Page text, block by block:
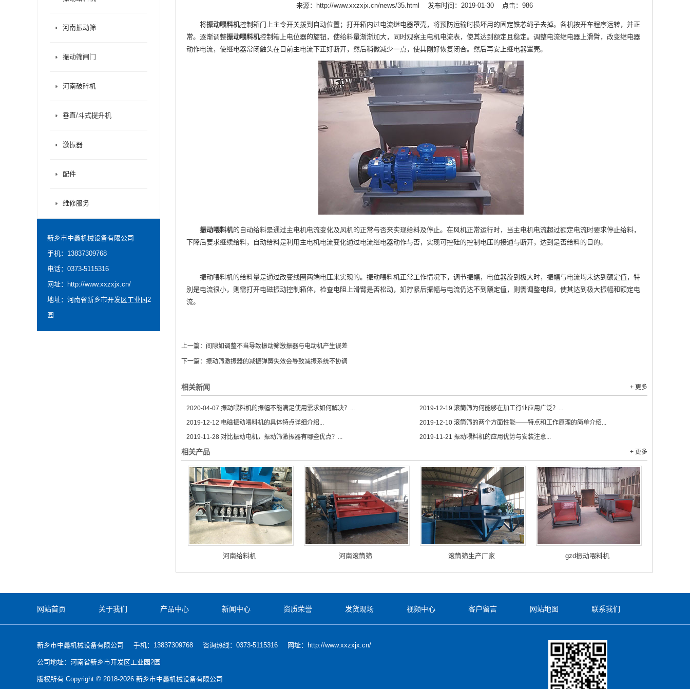
来源： http://www.xxzxjx.cn/news/35.html 发布时间：2019-01-30 点击：986
将振动喂料机控制箱门上主令开关拨到自动位置；打开箱内过电流继电器罩壳，将预防运输时损坏用的固定铁芯绳子去掉。各机按开车程序运转，并正
常。逐渐调整振动喂料机控制箱上电位器的旋钮，使给料量渐渐加大，同时观察主电机电流表，使其达到额定且稳定。调整电流继电器上滑臂，改变继电器
动作电流，使继电器常闭触头在目前主电流下正好断开，然后稍微减少一点，使其刚好恢复闭合。然后再安上继电器罩壳。
振动喂料机的自动给料是通过主电机电流变化及风机的正常与否来实现给料及停止。在风机正常运行时，当主电机电流超过额定电流时要求停止给料，
下降后要求继续给料，自动给料是利用主电机电流变化通过电流继电器动作与否，实现可控硅的控制电压的接通与断开，达到是否给料的目的。
振动喂料机的给料量是通过改变线圈两端电压来实现的。振动喂料机正常工作情况下，调节振幅，电位器旋到极大时，振幅与电流均未达到额定值，特
别是电流很小，则需打开电磁振动控制箱体，检查电阻上滑臂是否松动，如拧紧后振幅与电流仍达不到额定值，则需调整电阻，使其达到极大振幅和额定电
流。
上一篇： 间隙如调整不当导致振动筛激振器与电动机产生误差
下一篇： 振动筛激振器的减振弹簧失效会导致减振系统不协调
相关新闻 + 更多
2020-04-07 振动喂料机的振幅不能满足使用需求如何解决？... 2019-12-19 滚筒筛为何能够在加工行业应用广泛？...
2019-12-12 电磁振动喂料机的具体特点详细介绍... 2019-12-10 滚筒筛的两个方面性能——特点和工作原理的简单介绍...
2019-11-28 对比振动电机，振动筛激振器有哪些优点？... 2019-11-21 振动喂料机的应用优势与安装注意...
相关产品 + 更多
河南给料机 河南滚筒筛 滚筒筛生产厂家 gzd振动喂料机
河南振动筛
振动筛闸门
河南破碎机
垂直/斗式提升机
激振器
配件
维修服务
新乡市中鑫机械设备有限公司
手机：13837309768
电话：0373-5115316
网址：
http://www.xxzxjx.cn/
地址：河南省新乡市开发区工业园2
园
网站首页 关于我们 产品中心 新闻中心 资质荣誉 发货现场 视频中心 客户留言 网站地图 联系我们
新乡市中鑫机械设备有限公司 手机：13837309768 咨询热线：0373-5115316 网址：http://www.xxzxjx.cn/
公司地址：河南省新乡市开发区工业园2园
版权所有 Copyright © 2018-2026 新乡市中鑫机械设备有限公司